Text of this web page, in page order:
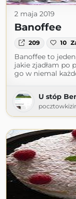
2 maja 2019
Banoffee
209 10
Banoffee to
jakie zjadłam po
go w niemal
U stóp